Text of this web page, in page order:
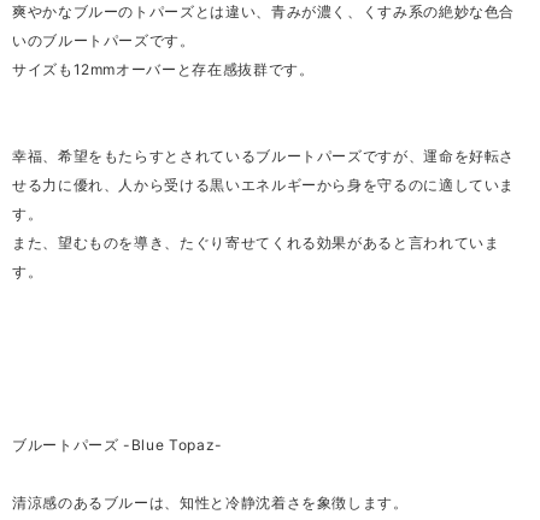
爽やかなブルーのトパーズとは違い、青みが濃く、くすみ系の絶妙な色合
いのブルートパーズです。
サイズも12mmオーバーと存在感抜群です。
幸福、希望をもたらすとされているブルートパーズですが、運命を好転さ
せる力に優れ、人から受ける黒いエネルギーから身を守るのに適していま
す。
また、望むものを導き、たぐり寄せてくれる効果があると言われていま
す。
ブルートパーズ -Blue Topaz-
清涼感のあるブルーは、知性と冷静沈着さを象徴します。